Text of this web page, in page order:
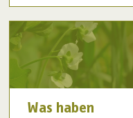
Was haben